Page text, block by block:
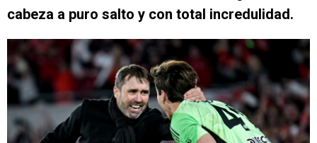
cabeza a puro salto y con total incredulidad.